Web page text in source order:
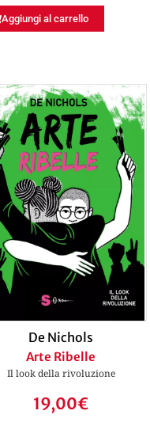
Aggiungi al carrello
De Nichols
Arte Ribelle
Il look della rivoluzione
19,00€